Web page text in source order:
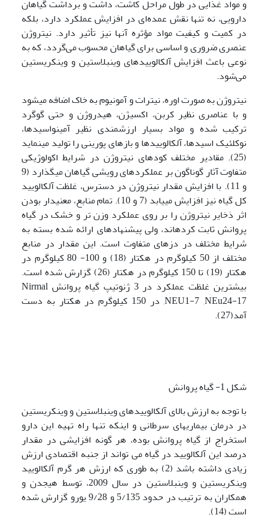
و مواد غذایی در طول مراحل کاشت، داشت و برداشت گیاهان
دارویی، نه تنها نقش عمده‌ای در افزایش عملکرد دارد، بلکه
در کمیت و کیفیت مواد مؤثره آنها نیز تأثیر دارد. نیتروژن
عنصری ضروری و اساسی برای گیاهان محسوب می‌گردد، که به
نوعی باعث افزایش آلکالوییدهای وینبلاستین و وینکریستین
می‌شود.
نیتروژن به صورت اوره، نیترات و آمونیوم به خاک اضافه می­شود
و با عناصری نظیر کربن، اکسیژن، هیدروژن و حتی گوگرد
ترکیب شده و مواد بسیار ارزشمندی نظیر آمینواسیدها،
نوکلئیک اسیدها، آلکالوییدها و بازهای پورینی را تولید می­نماید
(25). مقادیر مختلف کودهای نیتروژن در شرایط اکولوژیکی
متفاوت آثار گوناگون بر عملکردهای رویشی گیاهان می­گذارد (9
و 11). با افزایش مقدار نیتروژن در دسترس، غلظت آلکالویید
کل گیاه نیز افزایش می­یابد (7 و 10). تمام منابع، معنی­دار بودن
اثر ذخایر نیتروژن را بر روی عملکرد وزن تر و خشک در گیاه
پروانش ثابت کرده­ا­ند، ولی پیشنهادهای ارائه شده بسته به
شرایط مختلف در دزهای متفاوت است. این مقدار در منابع
مختلف از 50 کیلوگرم در هکتار (18) و 100- 80 کیلوگرم در
هکتار (19) تا 150 کیلوگرم در هکتار (26) گزارش شده است.
بیشترین غلظت عملکرد در 3 ژنوتیپ گیاه پروانش Nirmal
,NEU1-7 ,NEu24-17 در 150 کیلوگرم در هکتار به دست
آمد(27).
شکل 1- گیاه پروانش
با توجه به ارزش بالای آلکالوییدهای وینبلاستین و وینکریستین
در درمان بیماریهای سرطانی و اینکه تنها راه تهیه این دارو
استخراج از گیاه پروانش بوده، هر گونه افزایشی در مقدار
درصد این آلکالویید در گیاه می تواند از جنبه اقتصادی ارزش
زیادی داشته باشد (2) به طوری که ارزش هر گرم آلکالویید
وینکریستین و وینبلاستین در سال 2009، توسط هیجدن و
همکاران به ترتیب در حدود 5/135 و 9/28 یورو گزارش شده
است (14).